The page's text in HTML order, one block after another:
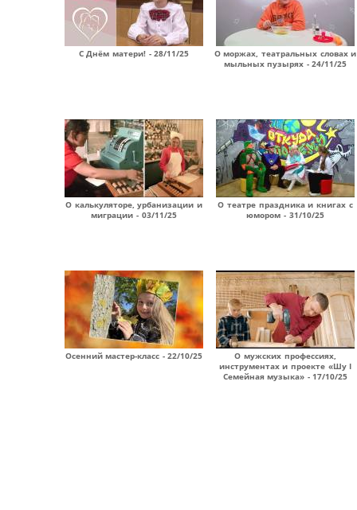
С Днём матери! - 28/11/25
О моржах, театральных словах и
мыльных пузырях - 24/11/25
О калькуляторе, урбанизации и
миграции - 03/11/25
О театре праздника и книгах с
юмором - 31/10/25
Осенний мастер-класс - 22/10/25
О мужских профессиях,
инструментах и проекте «Шу I
Семейная музыка» - 17/10/25